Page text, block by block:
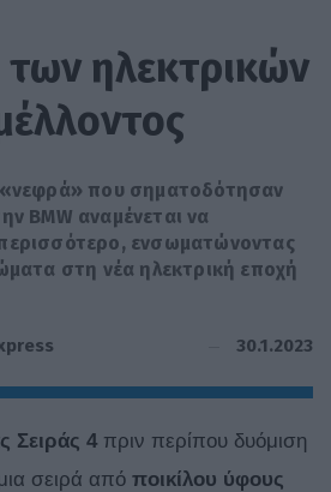
ηλεκτρικών
που σηματοδότησαν
BMW αναμένεται να
ενσωματώνοντας
στη νέα ηλεκτρική εποχή
30.1.2023
Σειράς 4 πριν περίπου δυόμιση
σειρά από ποικίλου ύφους